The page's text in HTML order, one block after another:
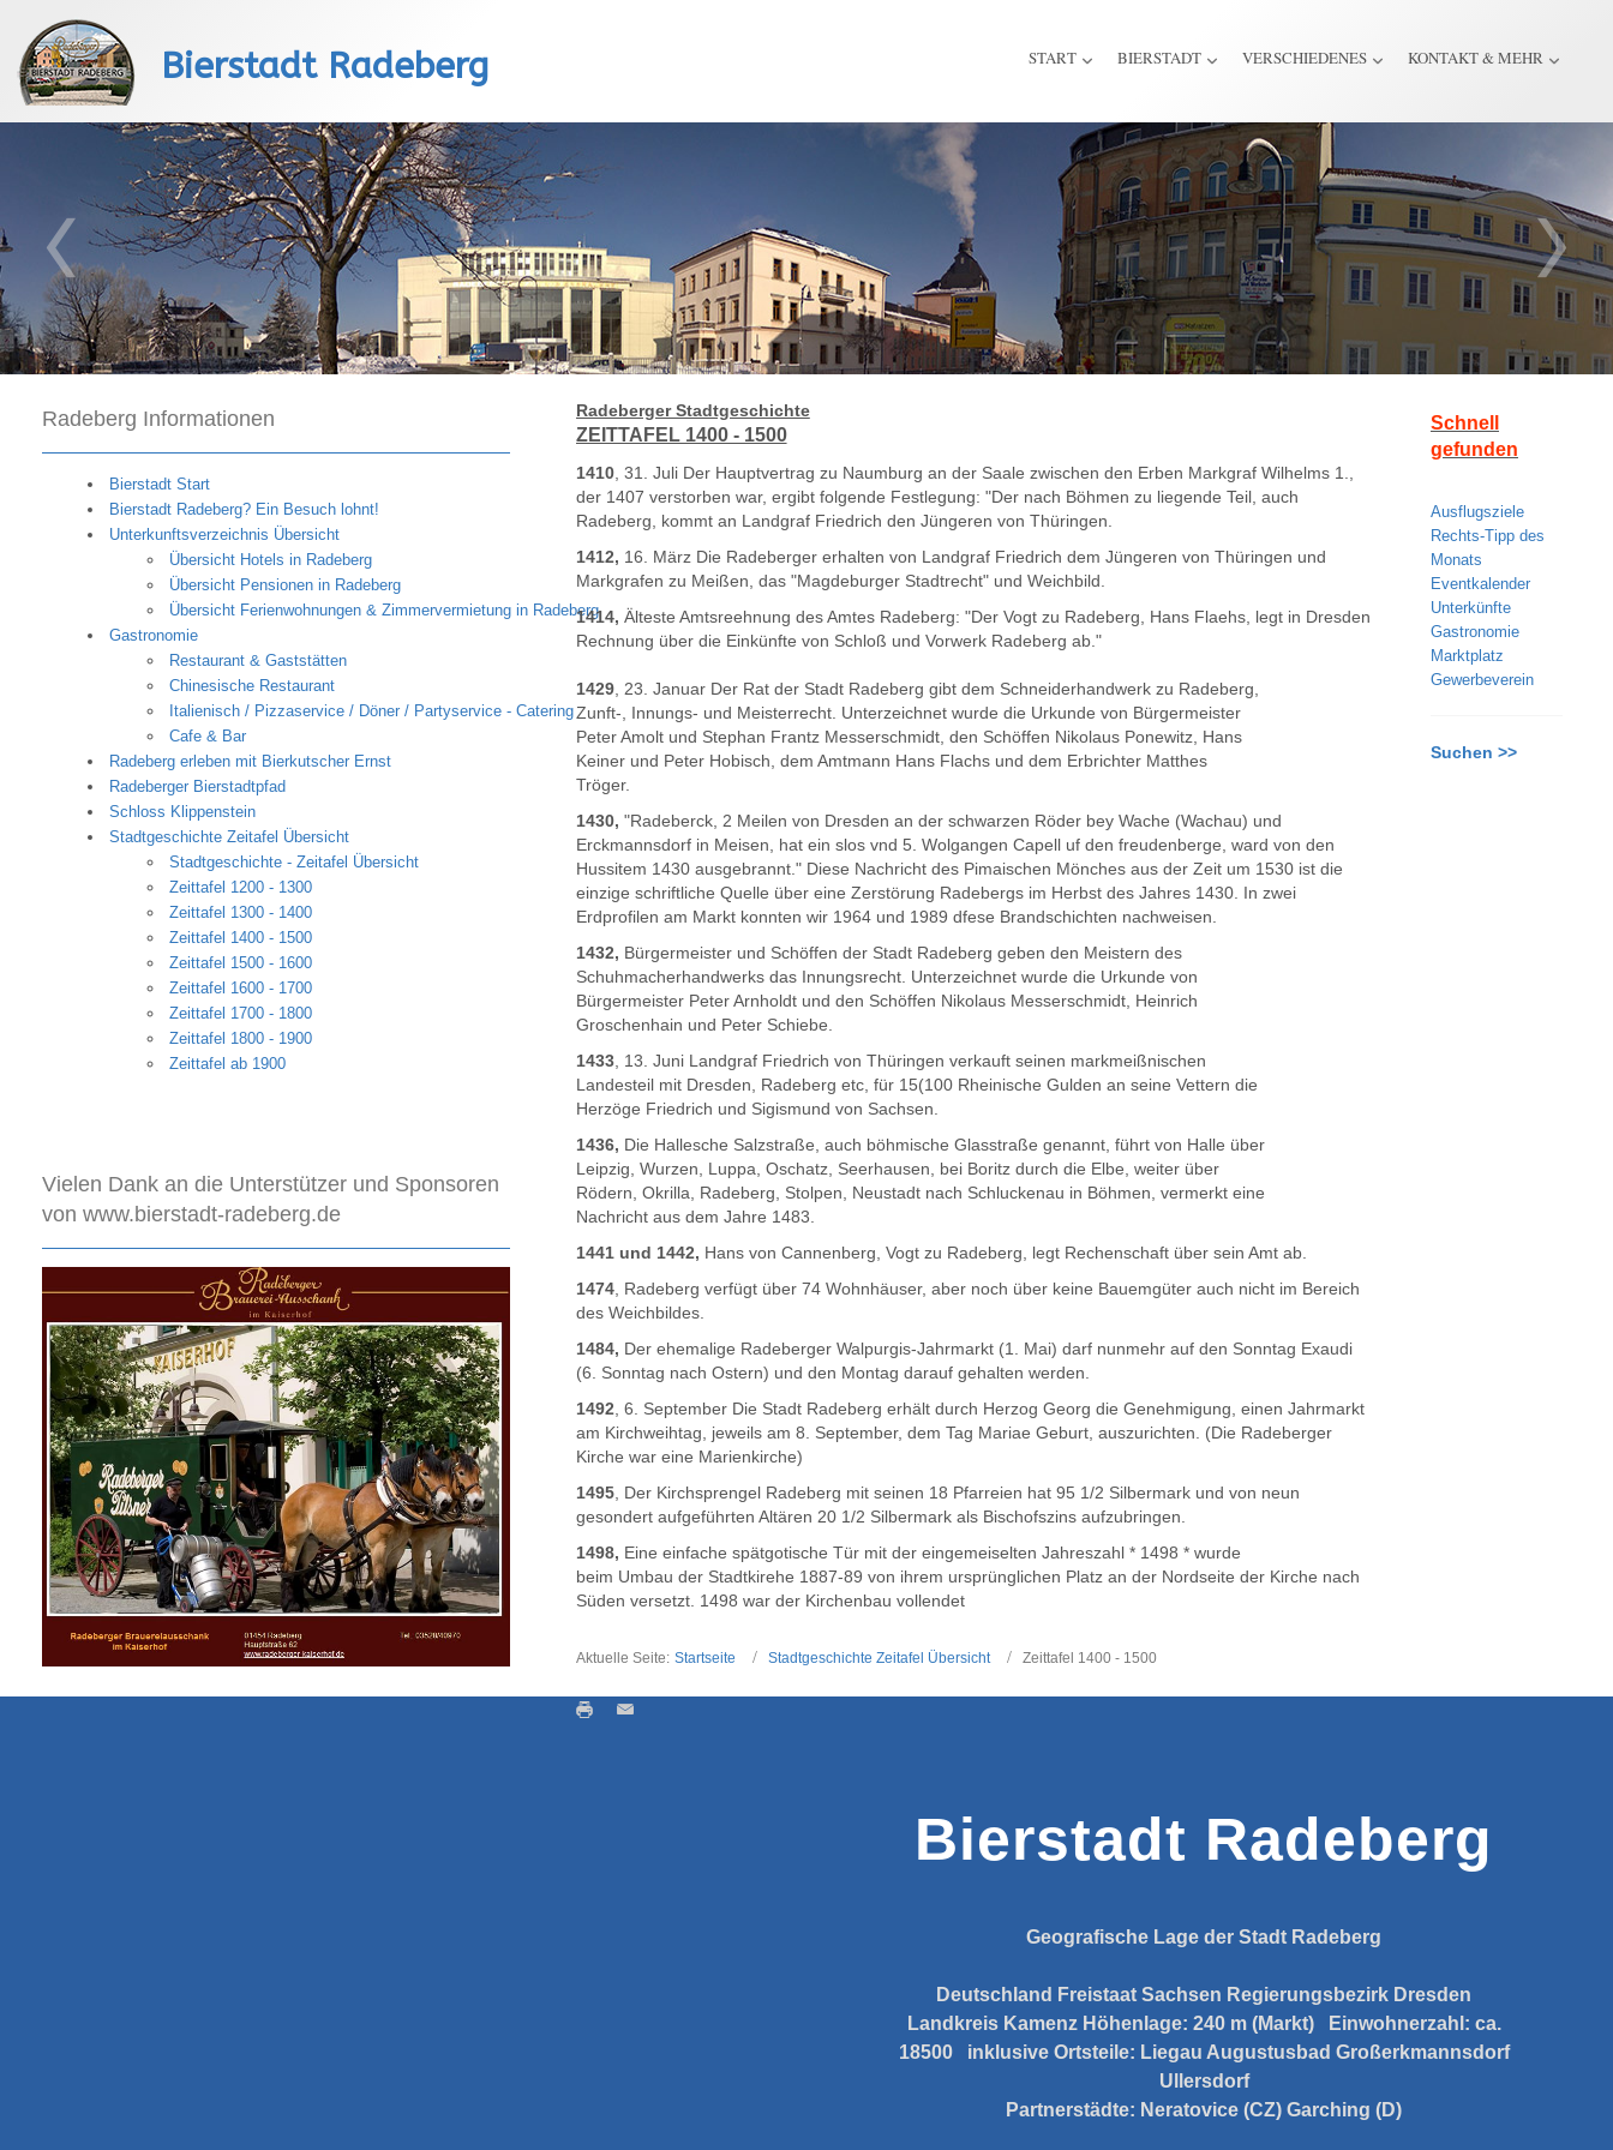
Bierstadt Radeberg START BIERSTADT VERSCHIEDENES KONTAKT & MEHR
Radeberg Informationen
Bierstadt Start
Bierstadt Radeberg? Ein Besuch lohnt!
Unterkunftsverzeichnis Übersicht
Übersicht Hotels in Radeberg
Übersicht Pensionen in Radeberg
Übersicht Ferienwohnungen & Zimmervermietung in Radeberg
Gastronomie
Restaurant & Gaststätten
Chinesische Restaurant
Italienisch / Pizzaservice / Döner / Partyservice - Catering
Cafe & Bar
Radeberg erleben mit Bierkutscher Ernst
Radeberger Bierstadtpfad
Schloss Klippenstein
Stadtgeschichte Zeitafel Übersicht
Stadtgeschichte - Zeitafel Übersicht
Zeittafel 1200 - 1300
Zeittafel 1300 - 1400
Zeittafel 1400 - 1500
Zeittafel 1500 - 1600
Zeittafel 1600 - 1700
Zeittafel 1700 - 1800
Zeittafel 1800 - 1900
Zeittafel ab 1900
Vielen Dank an die Unterstützer und Sponsoren
von www.bierstadt-radeberg.de
Radeberger Stadtgeschichte
ZEITTAFEL 1400 - 1500
1410, 31. Juli Der Hauptvertrag zu Naumburg an der Saale zwischen den Erben Markgraf Wilhelms 1.,
der 1407 verstorben war, ergibt folgende Festlegung: "Der nach Böhmen zu liegende Teil, auch
Radeberg, kommt an Landgraf Friedrich den Jüngeren von Thüringen.
1412, 16. März Die Radeberger erhalten von Landgraf Friedrich dem Jüngeren von Thüringen und
Markgrafen zu Meißen, das "Magdeburger Stadtrecht" und Weichbild.
1414, Älteste Amtsreehnung des Amtes Radeberg: "Der Vogt zu Radeberg, Hans Flaehs, legt in Dresden
Rechnung über die Einkünfte von Schloß und Vorwerk Radeberg ab."
1429, 23. Januar Der Rat der Stadt Radeberg gibt dem Schneiderhandwerk zu Radeberg,
Zunft-, Innungs- und Meisterrecht. Unterzeichnet wurde die Urkunde von Bürgermeister
Peter Amolt und Stephan Frantz Messerschmidt, den Schöffen Nikolaus Ponewitz, Hans
Keiner und Peter Hobisch, dem Amtmann Hans Flachs und dem Erbrichter Matthes
Tröger.
1430, "Radeberck, 2 Meilen von Dresden an der schwarzen Röder bey Wache (Wachau) und
Erckmannsdorf in Meisen, hat ein slos vnd 5. Wolgangen Capell uf den freudenberge, ward von den
Hussitem 1430 ausgebrannt." Diese Nachricht des Pimaischen Mönches aus der Zeit um 1530 ist die
einzige schriftliche Quelle über eine Zerstörung Radebergs im Herbst des Jahres 1430. In zwei
Erdprofilen am Markt konnten wir 1964 und 1989 dfese Brandschichten nachweisen.
1432, Bürgermeister und Schöffen der Stadt Radeberg geben den Meistern des
Schuhmacherhandwerks das Innungsrecht. Unterzeichnet wurde die Urkunde von
Bürgermeister Peter Arnholdt und den Schöffen Nikolaus Messerschmidt, Heinrich
Groschenhain und Peter Schiebe.
1433, 13. Juni Landgraf Friedrich von Thüringen verkauft seinen markmeißnischen
Landesteil mit Dresden, Radeberg etc, für 15(100 Rheinische Gulden an seine Vettern die
Herzöge Friedrich und Sigismund von Sachsen.
1436, Die Hallesche Salzstraße, auch böhmische Glasstraße genannt, führt von Halle über
Leipzig, Wurzen, Luppa, Oschatz, Seerhausen, bei Boritz durch die Elbe, weiter über
Rödern, Okrilla, Radeberg, Stolpen, Neustadt nach Schluckenau in Böhmen, vermerkt eine
Nachricht aus dem Jahre 1483.
1441 und 1442, Hans von Cannenberg, Vogt zu Radeberg, legt Rechenschaft über sein Amt ab.
1474, Radeberg verfügt über 74 Wohnhäuser, aber noch über keine Bauemgüter auch nicht im Bereich
des Weichbildes.
1484, Der ehemalige Radeberger Walpurgis-Jahrmarkt (1. Mai) darf nunmehr auf den Sonntag Exaudi
(6. Sonntag nach Ostern) und den Montag darauf gehalten werden.
1492 , 6. September Die Stadt Radeberg erhält durch Herzog Georg die Genehmigung, einen Jahrmarkt
am Kirchweihtag, jeweils am 8. September, dem Tag Mariae Geburt, auszurichten. (Die Radeberger
Kirche war eine Marienkirche)
1495, Der Kirchsprengel Radeberg mit seinen 18 Pfarreien hat 95 1/2 Silbermark und von neun
gesondert aufgeführten Altären 20 1/2 Silbermark als Bischofszins aufzubringen.
1498, Eine einfache spätgotische Tür mit der eingemeiselten Jahreszahl * 1498 * wurde
beim Umbau der Stadtkirehe 1887-89 von ihrem ursprünglichen Platz an der Nordseite der Kirche nach
Süden versetzt. 1498 war der Kirchenbau vollendet
Aktuelle Seite: Startseite Stadtgeschichte Zeitafel Übersicht Zeittafel 1400 - 1500
Schnell
gefunden
Ausflugsziele
Rechts-Tipp des
Monats
Eventkalender
Unterkünfte
Gastronomie
Marktplatz
Gewerbeverein
Suchen >>
Bierstadt Radeberg
Geografische Lage der Stadt Radeberg
Deutschland Freistaat Sachsen Regierungsbezirk Dresden
Landkreis Kamenz Höhenlage: 240 m (Markt) Einwohnerzahl: ca.
18500
inklusive Ortsteile: Liegau Augustusbad Großerkmannsdorf
Ullersdorf
Partnerstädte: Neratovice (CZ) Garching (D)